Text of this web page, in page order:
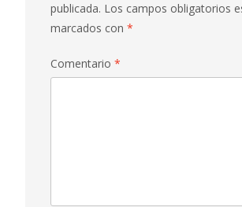
publicada. Los campos obligatorios
marcados con *
Comentario *